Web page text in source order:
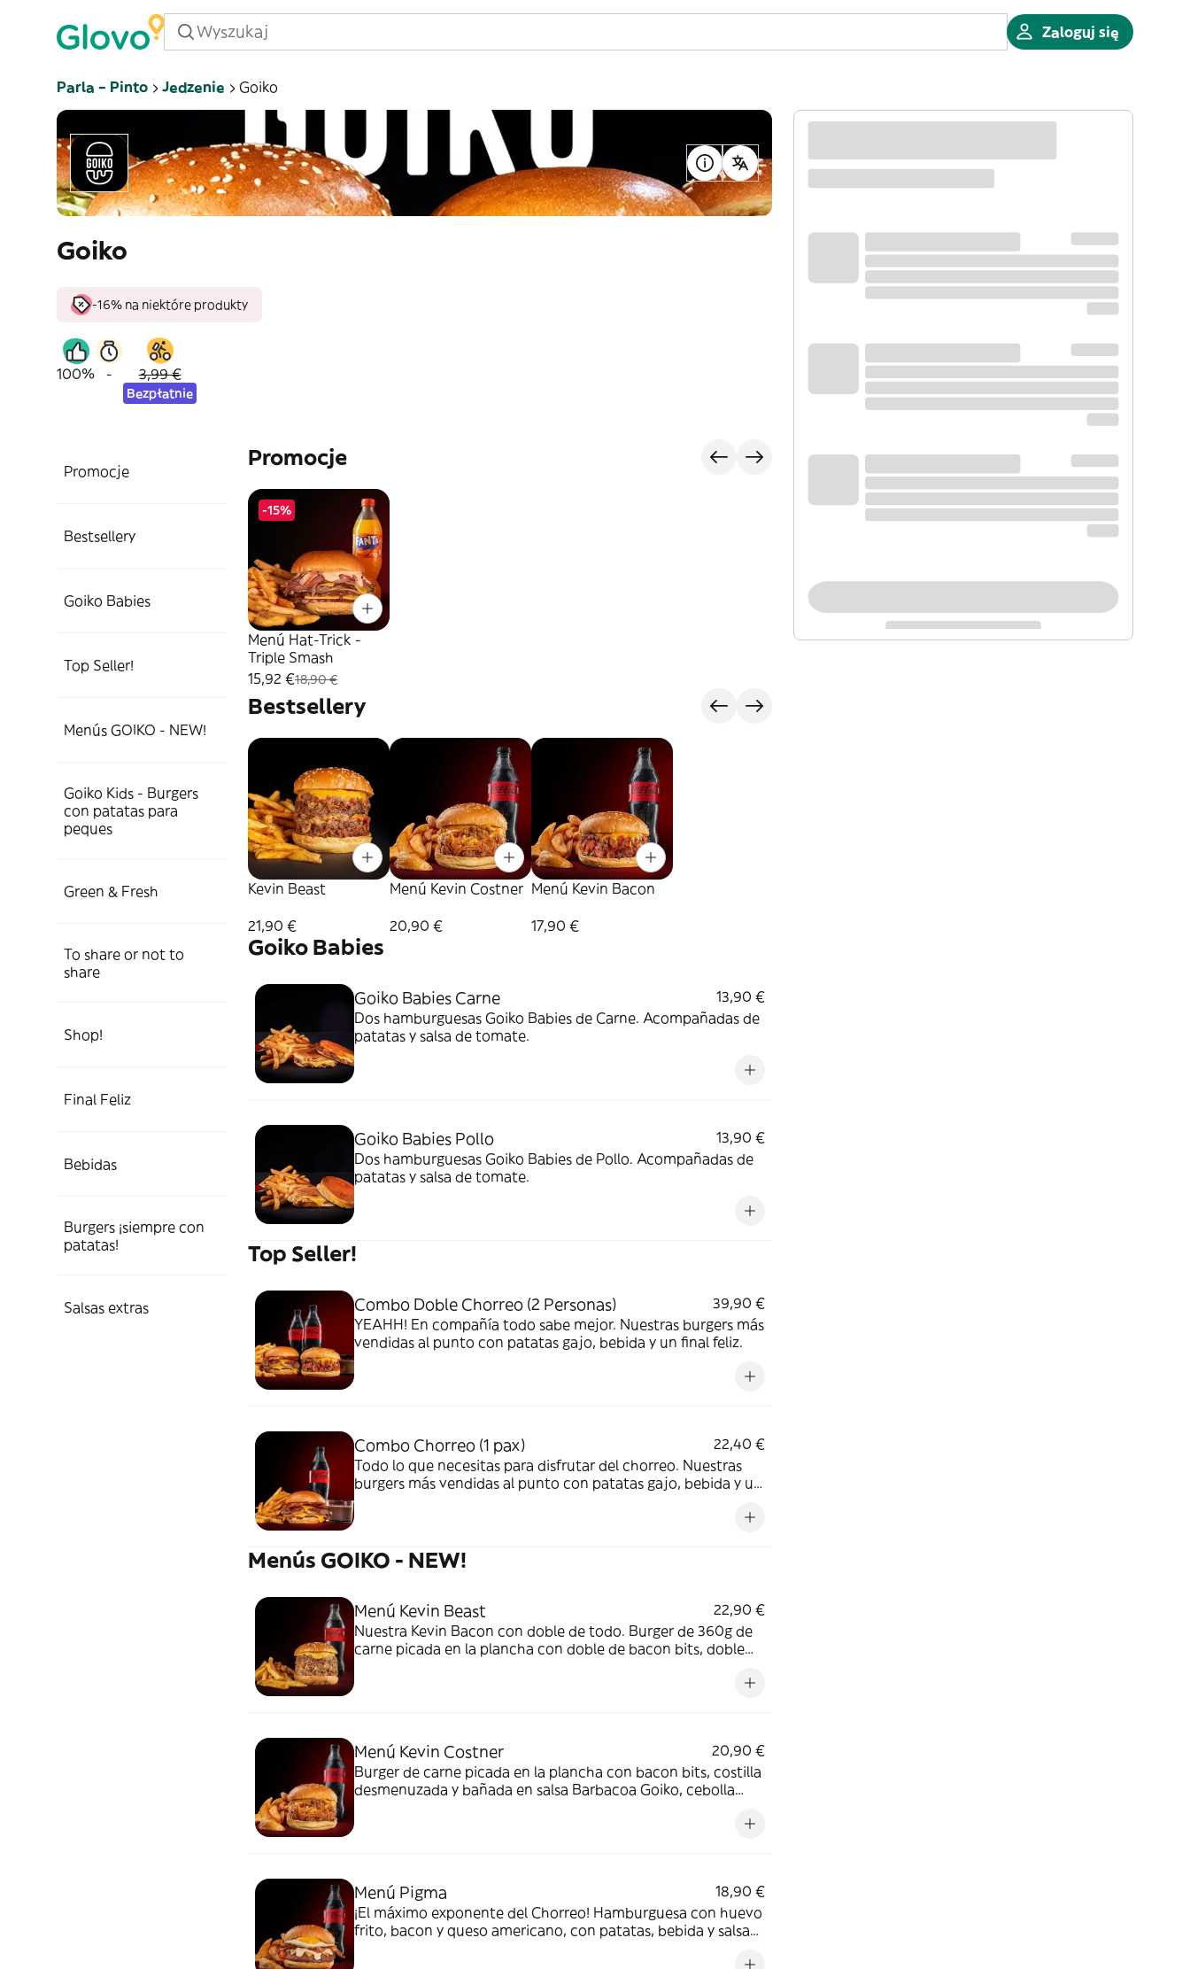
Zaloguj się
Parla – Pinto Jedzenie Goiko
Goiko
-16% na niektóre produkty
100% - 3,99 €
Bezpłatnie
Promocje
Bestsellery
Goiko Babies
Top Seller!
Menús GOIKO - NEW!
Goiko Kids - Burgers
con patatas para
peques
Green & Fresh
To share or not to
share
Shop!
Final Feliz
Bebidas
Burgers ¡siempre con
patatas!
Salsas extras
Promocje
-15%
Menú Hat-Trick -
Triple Smash
15,92 €18,90 €
Bestsellery
Kevin Beast
21,90 €
Menú Kevin Costner
20,90 €
Menú Kevin Bacon
17,90 €
Goiko Babies
Goiko Babies Carne
13,90 €
Dos hamburguesas Goiko Babies de Carne. Acompañadas de
patatas y salsa de tomate.
Goiko Babies Pollo
13,90 €
Dos hamburguesas Goiko Babies de Pollo. Acompañadas de
patatas y salsa de tomate.
Top Seller!
Combo Doble Chorreo (2 Personas)
39,90 €
YEAHH! En compañía todo sabe mejor. Nuestras burgers más
vendidas al punto con patatas gajo, bebida y un final feliz.
Combo Chorreo (1 pax)
22,40 €
Todo lo que necesitas para disfrutar del chorreo. Nuestras
burgers más vendidas al punto con patatas gajo, bebida y un
Menús GOIKO - NEW!
Menú Kevin Beast
22,90 €
Nuestra Kevin Bacon con doble de todo. Burger de 360g de
carne picada en la plancha con doble de bacon bits, doble
Menú Kevin Costner
20,90 €
Burger de carne picada en la plancha con bacon bits, costilla
desmenuzada y bañada en salsa Barbacoa Goiko, cebolla
Menú Pigma
18,90 €
¡El máximo exponente del Chorreo! Hamburguesa con huevo
frito, bacon y queso americano, con patatas, bebida y salsa